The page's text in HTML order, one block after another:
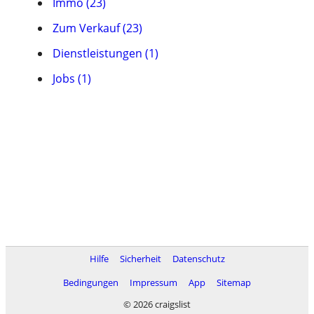
Zum Verkauf (23)
Dienstleistungen (1)
Jobs (1)
Hilfe Sicherheit
Datenschutz
Bedingungen
Impressum App
Sitemap
© 2026 craigslist